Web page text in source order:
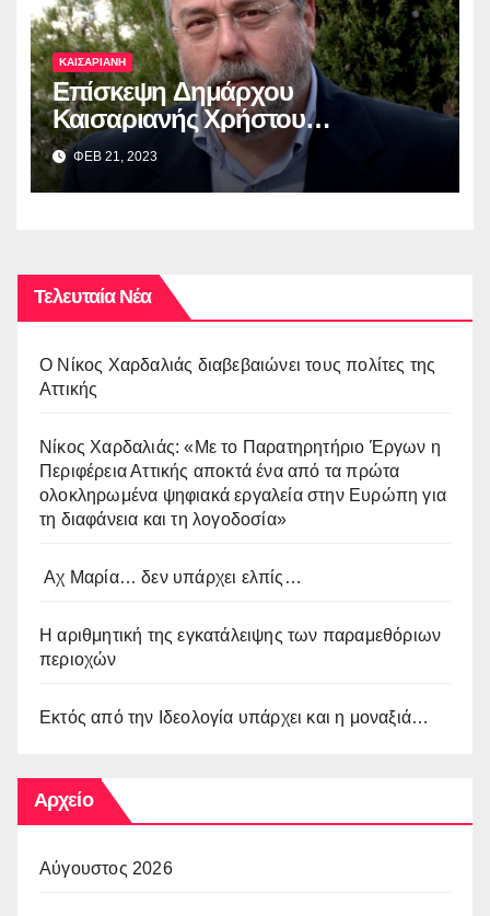
ΚΑΙΣΑΡΙΑΝΗ
Επίσκεψη Δημάρχου
Καισαριανής Χρήστου
Βοσκόπουλου στην έκθεση
“ΜΙΚΡΑ ΑΣΙΑ: Λάμψη –
Καταστροφή – Ξεριζωμός –
ΦΕΒ 21, 2023
Τελευταία Νέα
O Νίκος Χαρδαλιάς διαβεβαιώνει τους πολίτες της
Αττικής
Νίκος Χαρδαλιάς: «Με το Παρατηρητήριο Έργων η
Περιφέρεια Αττικής αποκτά ένα από τα πρώτα
ολοκληρωμένα ψηφιακά εργαλεία στην Ευρώπη για
τη διαφάνεια και τη λογοδοσία»
Αχ Μαρία… δεν υπάρχει ελπίς…
Η αριθμητική της εγκατάλειψης των παραμεθόριων
περιοχών
Εκτός από την Ιδεολογία υπάρχει και η μοναξιά…
Αρχείο
Αύγουστος 2026